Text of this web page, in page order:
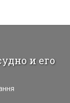
и его